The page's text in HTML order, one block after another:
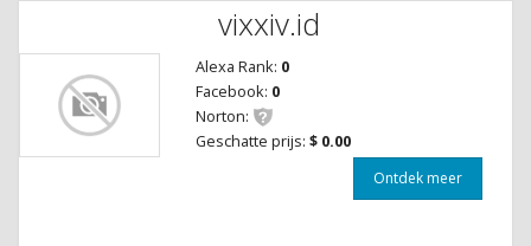
vixxiv.id
Alexa Rank: 0
Facebook: 0
Norton:
Geschatte prijs: $ 0.00
Ontdek meer